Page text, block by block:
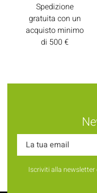
Spedizione
gratuita con un
acquisto minimo
di 500 €
Iscriviti alla